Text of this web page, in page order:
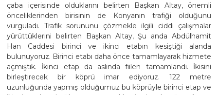
çaba içerisinde olduklarını belirten Başkan Altay, önemli
önceliklerinden birisinin de Konyanın trafiği olduğunu
vurguladı. Trafik sorununu çözmekle ilgili ciddi çalışmalar
yürüttüklerini belirten Başkan Altay, Şu anda Abdülhamit
Han Caddesi birinci ve ikinci etabın kesiştiği alanda
bulunuyoruz. Birinci etabı daha önce tamamlayarak hizmete
açmıştık. İkinci etap da aslında fiilen tamamlandı. İkisini
birleştirecek bir köprü imar ediyoruz. 122 metre
uzunluğunda yapmış olduğumuz bu köprüyle birinci etap ve